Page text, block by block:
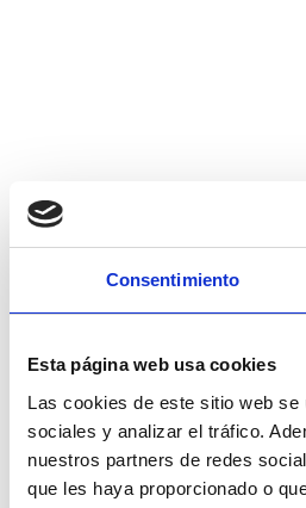
Consentimiento
Esta página web usa cookies
Las cookies de este sitio web
sociales y analizar el tráfico.
nuestros partners de redes
que les haya proporcionado o